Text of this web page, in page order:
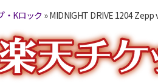
・Kロック »MIDNIGHT DRIVE 1204 Zepp